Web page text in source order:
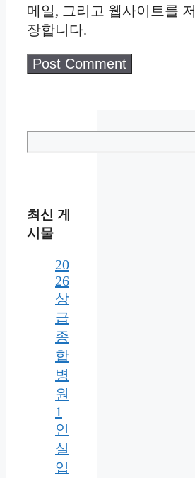
메일, 그리고 웹사이트를 저
장합니다.
최신 게
시물
20
26
상
급
종
합
병
원
1
인
실
입